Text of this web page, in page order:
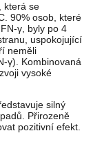
která se
90% osob, které
γ, byly po 4
uspokojující
neměli
γ). Kombinovaná
vysoké
silný
Přirozeně
pozitivní efekt.